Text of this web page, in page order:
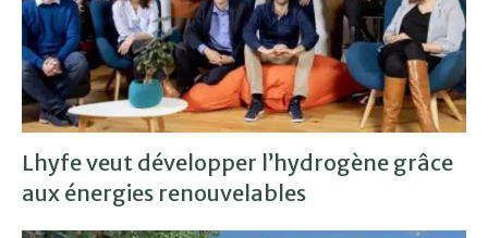
Lhyfe veut développer l’hydrogène grâce
aux énergies renouvelables